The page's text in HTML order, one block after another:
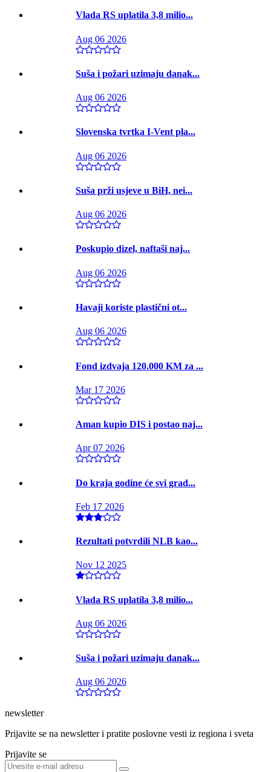
Vlada RS uplatila 3,8 milio...
Aug 06 2026
Suša i požari uzimaju danak...
Aug 06 2026
Slovenska tvrtka I-Vent pla...
Aug 06 2026
Suša prži usjeve u BiH, nei...
Aug 06 2026
Poskupio dizel, naftaši naj...
Aug 06 2026
Havaji koriste plastični ot...
Aug 06 2026
Fond izdvaja 120.000 KM za ...
Mar 17 2026
Aman kupio DIS i postao naj...
Apr 07 2026
Do kraja godine će svi grad...
Feb 17 2026
Rezultati potvrdili NLB kao...
Nov 12 2025
Vlada RS uplatila 3,8 milio...
Aug 06 2026
Suša i požari uzimaju danak...
Aug 06 2026
newsletter
Prijavite se na newsletter i pratite poslovne vesti iz regiona i sveta
Prijavite se